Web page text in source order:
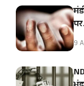
9